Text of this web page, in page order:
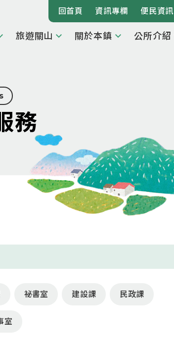
回首頁 資訊專欄 便民資訊
旅遊關山 關於本鎮 公所介紹
務
祕書室 建設課 民政課
室